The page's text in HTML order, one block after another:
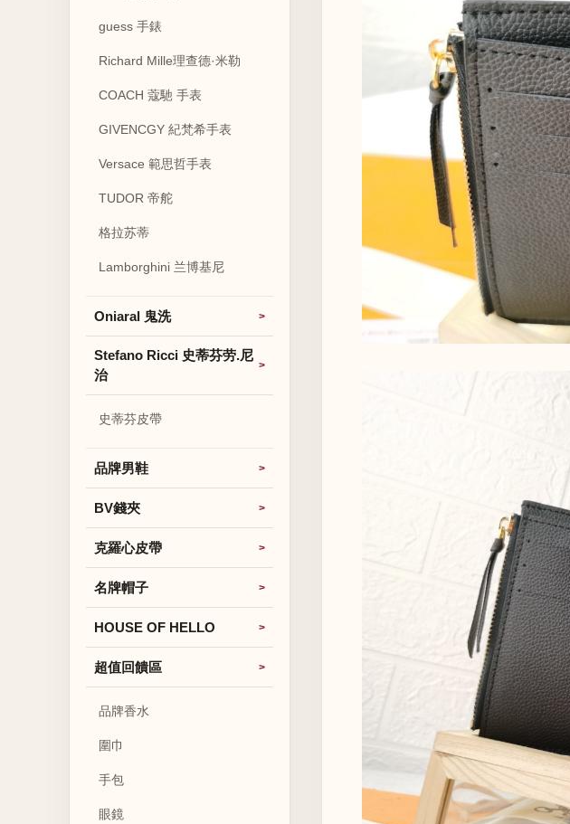
guess 手錶
Richard Mille理查德·米勒
COACH 蔻馳 手表
GIVENCGY 紀梵希手表
Versace 範思哲手表
TUDOR 帝舵
格拉苏蒂
Lamborghini 兰博基尼
Oniaral 鬼洗
Stefano Ricci 史蒂芬劳.尼
治
史蒂芬皮帶
品牌男鞋
BV錢夾
克羅心皮帶
名牌帽子
HOUSE OF HELLO
超值回饋區
品牌香水
圍巾
手包
眼鏡